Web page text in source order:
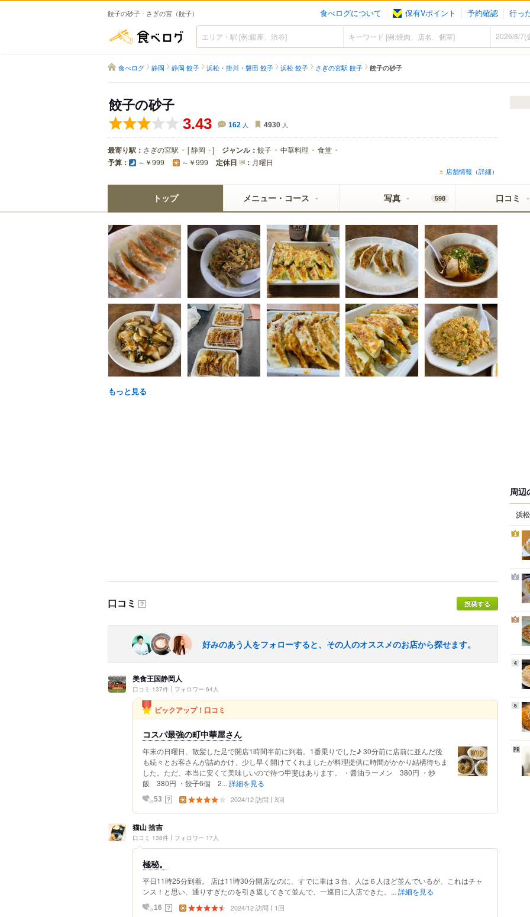
餃子の砂子 - さぎの宮（餃子） 食べログについて 保有Vポイント 予約確認 行っ
食べログ
食べログ 静岡 静岡 餃子 浜松・掛川・磐田 餃子 浜松 餃子 さぎの宮駅 餃子 餃子の砂子
餃子の砂子
3.43 162 人 4930 人
最寄り駅： さぎの宮駅 [静岡 ] ジャンル： 餃子 中華料理 食堂
予算： ～￥999 ～￥999 定休日 ： 月曜日
店舗情報（詳細）
トップ メニュー・コース 写真 598 口コミ
もっと見る
口コミ ？ 投稿する
好みのあう人をフォローすると、その人のオススメのお店から探せます。
美食王国静岡人
口コミ 137件 フォロワー 64人
ピックアップ！口コミ
コスパ最強の町中華屋さん
年末の日曜日、散髪した足で開店1時間半前に到着。1番乗りでした♪ 30分前に店前に並んだ後
も続々とお客さんが詰めかけ、少し早く開けてくれましたが料理提供に時間がかかり結構待ちま
した。ただ、本当に安くて美味しいので待つ甲斐はあります。 ・醤油ラーメン 380円 ・炒
飯 380円 ・餃子6個 2... 詳細を見る
53 ？ 2024/12 訪問 3回
猫山 捨吉
口コミ 138件 フォロワー 17人
極秘。
平日11時25分到着。 店は11時30分開店なのに、すでに車は３台、人は６人ほど並んでいるが、これはチャ
ンス！と思い、通りすぎたのを引き返してきて並んで、一巡目に入店できた。... 詳細を見る
16 ？ 2024/12 訪問 1回
周辺
浜
1
2
3
4
5